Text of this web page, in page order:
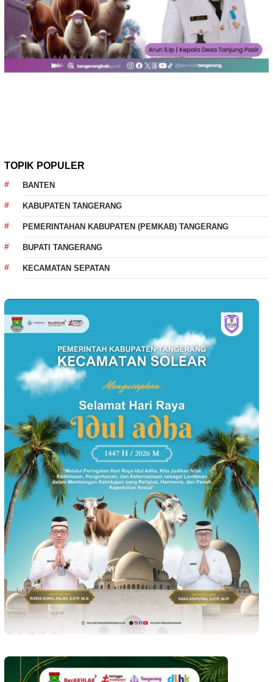
TOPIK POPULER
BANTEN
KABUPATEN TANGERANG
PEMERINTAHAN KABUPATEN (PEMKAB) TANGERANG
BUPATI TANGERANG
KECAMATAN SEPATAN